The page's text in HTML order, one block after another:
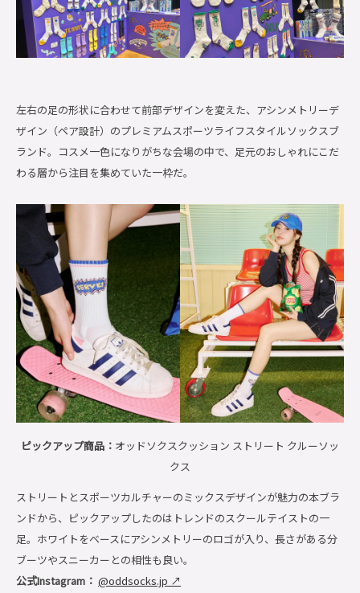
左右の足の形状に合わせて前部デザインを変えた、アシンメトリーデ
ザイン（ペア設計）のプレミアムスポーツライフスタイルソックスブ
ランド。コスメ一色になりがちな会場の中で、足元のおしゃれにこだ
わる層から注目を集めていた一枠だ。
ピックアップ商品： オッドソクスクッション ストリート クルーソッ
クス
ストリートとスポーツカルチャーのミックスデザインが魅力の本ブラ
ンドから、ピックアップしたのはトレンドのスクールテイストの一
足。ホワイトをベースにアシンメトリーのロゴが入り、長さがある分
ブーツやスニーカーとの相性も良い。
公式Instagram： @oddsocks.jp ↗